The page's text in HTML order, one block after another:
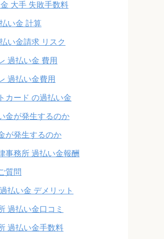
大手 失敗手数料
い金 計算
い金請求 リスク
過払い金 費用
過払い金費用
カード の過払い金
金が発生するのか
が発生するのか
事務所 過払い金報酬
質問
払い金 デメリット
過払い金口コミ
過払い金手数料